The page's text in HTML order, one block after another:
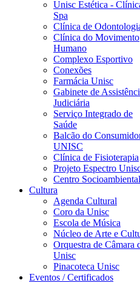
Unisc Estética -
Spa
Clínica de
Clínica do Movimento
Humano
Complexo Esportivo
Conexões
Farmácia Unisc
Gabinete de
Judiciária
Serviço Integrado de
Saúde
Balcão do
UNISC
Clínica de Fisioterapia
Projeto Espectro
Centro Socioambiental
Cultura
Agenda Cultural
Coro da Unisc
Escola de Música
Núcleo de Arte e
Orquestra de Câmara
Unisc
Pinacoteca Unisc
Eventos / Certificados